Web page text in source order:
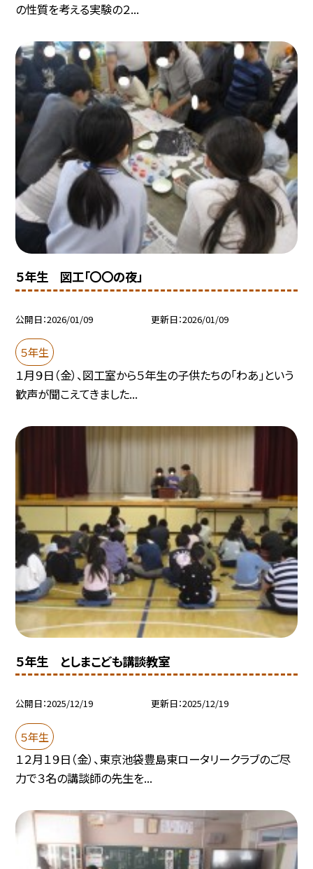
の性質を考える実験の２...
５年生 図工「〇〇の夜」
公開日 2026/01/09 更新日 2026/01/09
５年生
１月９日（金）、図工室から５年生の子供たちの「わあ」という
歓声が聞こえてきました...
５年生 としまこども講談教室
公開日 2025/12/19 更新日 2025/12/19
５年生
１２月１９日（金）、東京池袋豊島東ロータリークラブのご尽
力で３名の講談師の先生を...